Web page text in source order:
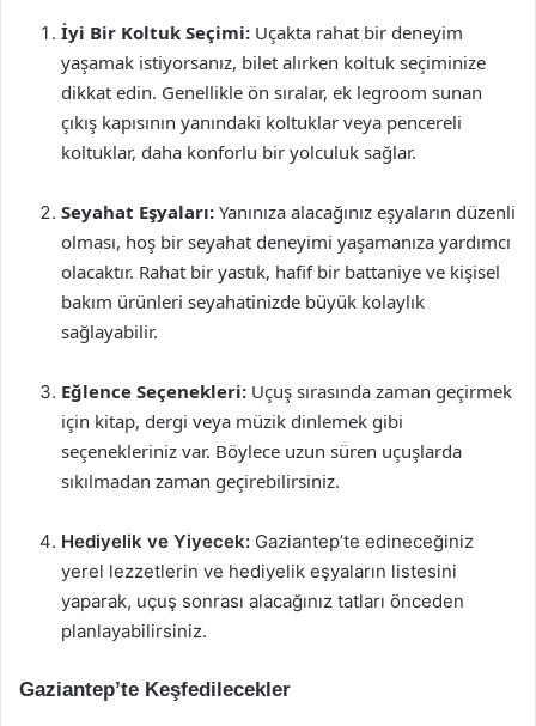
İyi Bir Koltuk Seçimi: Uçakta rahat bir deneyim
yaşamak istiyorsanız, bilet alırken koltuk seçiminize
dikkat edin. Genellikle ön sıralar, ek legroom sunan
çıkış kapısının yanındaki koltuklar veya pencereli
koltuklar, daha konforlu bir yolculuk sağlar.
Seyahat Eşyaları: Yanınıza alacağınız eşyaların düzenli
olması, hoş bir seyahat deneyimi yaşamanıza yardımcı
olacaktır. Rahat bir yastık, hafif bir battaniye ve kişisel
bakım ürünleri seyahatinizde büyük kolaylık
sağlayabilir.
Eğlence Seçenekleri: Uçuş sırasında zaman geçirmek
için kitap, dergi veya müzik dinlemek gibi
seçenekleriniz var. Böylece uzun süren uçuşlarda
sıkılmadan zaman geçirebilirsiniz.
Hediyelik ve Yiyecek: Gaziantep’te edineceğiniz
yerel lezzetlerin ve hediyelik eşyaların listesini
yaparak, uçuş sonrası alacağınız tatları önceden
planlayabilirsiniz.
Gaziantep’te Keşfedilecekler